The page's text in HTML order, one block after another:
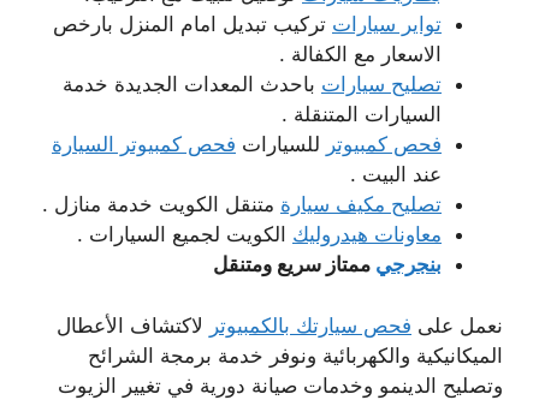
تواير سيارات تركيب تبديل امام المنزل بارخص
الاسعار مع الكفالة .
تصليح سيارات باحدث المعدات الجديدة خدمة
السيارات المتنقلة .
فحص كمبيوتر للسيارات فحص كمبيوتر السيارة
عند البيت .
تصليح مكيف سيارة متنقل الكويت خدمة منازل .
معاونات هيدروليك الكويت لجميع السيارات .
بنجرجي ممتاز سريع ومتنقل
نعمل على فحص سيارتك بالكمبيوتر لاكتشاف الأعطال
الميكانيكية والكهربائية ونوفر خدمة برمجة الشرائح
وتصليح الدينمو وخدمات صيانة دورية في تغيير الزيوت